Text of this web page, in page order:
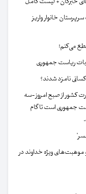
خانوار واریز
می‌کنم!
نامزد شدند؟
کشور از صبح امروز -سه
جمهوری است تا گام
ویژه خداوند در